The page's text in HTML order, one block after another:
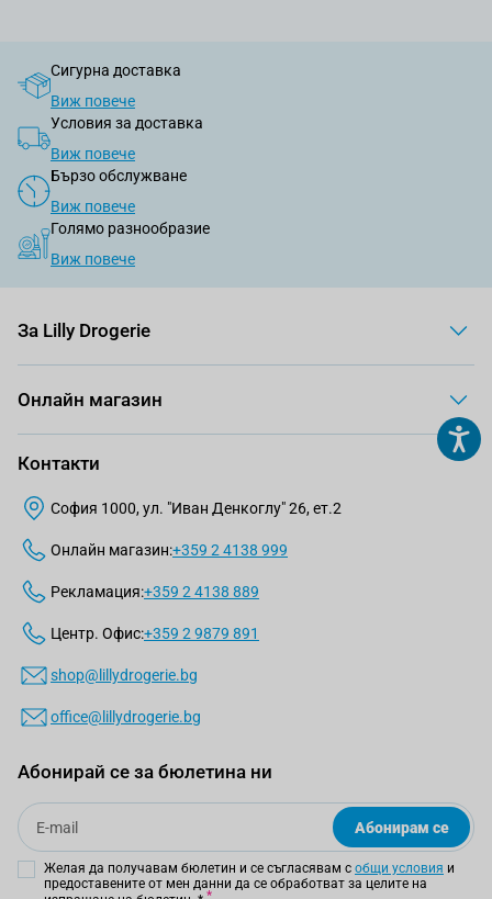
Сигурна доставка
Виж повече
Условия за доставка
Виж повече
Бързо обслужване
Виж повече
Голямо разнообразие
Виж повече
За Lilly Drogerie
Онлайн магазин
Контакти
София 1000, ул. "Иван Денкоглу" 26, ет.2
Онлайн магазин:+359 2 4138 999
Рекламация:+359 2 4138 889
Центр. Офис:+359 2 9879 891
shop@lillydrogerie.bg
office@lillydrogerie.bg
Абонирай се за бюлетина ни
Email
Абонирам се
Желая да получавам бюлетин и се съгласявам с общи условия и
предоставените от мен данни да се обработват за целите на